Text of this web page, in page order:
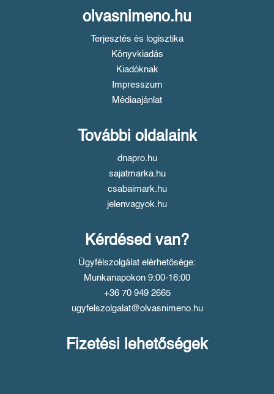
olvasnimeno.hu
Terjesztés és logisztika
Könyvkiadás
Kiadóknak
Impresszum
Médiaajánlat
További oldalaink
dnapro.hu
sajatmarka.hu
csabaimark.hu
jelenvagyok.hu
Kérdésed van?
Ügyfélszolgálat elérhetősége:
Munkanapokon 9:00-16:00
+36 70 949 2665
ugyfelszolgalat@olvasnimeno.hu
Fizetési lehetőségek